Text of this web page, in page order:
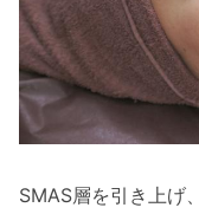
SMAS層を引き上げ